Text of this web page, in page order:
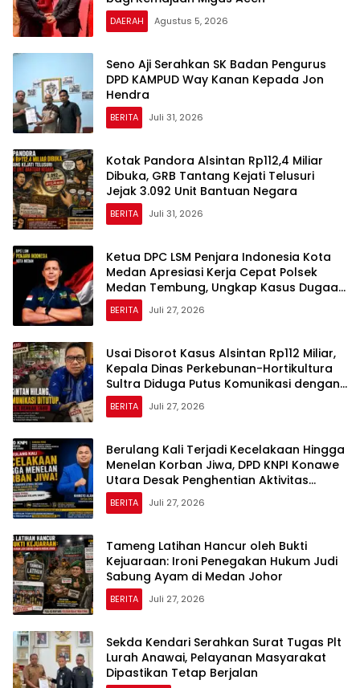
DAERAH Agustus 5, 2026
Seno Aji Serahkan SK Badan Pengurus
DPD KAMPUD Way Kanan Kepada Jon
Hendra
BERITA Juli 31, 2026
Kotak Pandora Alsintan Rp112,4 Miliar
Dibuka, GRB Tantang Kejati Telusuri
Jejak 3.092 Unit Bantuan Negara
BERITA Juli 31, 2026
Ketua DPC LSM Penjara Indonesia Kota
Medan Apresiasi Kerja Cepat Polsek
Medan Tembung, Ungkap Kasus Dugaan
Pemerasan
BERITA Juli 27, 2026
Usai Disorot Kasus Alsintan Rp112 Miliar,
Kepala Dinas Perkebunan-Hortikultura
Sultra Diduga Putus Komunikasi dengan
Media
BERITA Juli 27, 2026
Berulang Kali Terjadi Kecelakaan Hingga
Menelan Korban Jiwa, DPD KNPI Konawe
Utara Desak Penghentian Aktivitas
Hauling dan Evaluasi Total Perizinan PT
Sultra Prima Lestari
BERITA Juli 27, 2026
Tameng Latihan Hancur oleh Bukti
Kejuaraan: Ironi Penegakan Hukum Judi
Sabung Ayam di Medan Johor
BERITA Juli 27, 2026
Sekda Kendari Serahkan Surat Tugas Plt
Lurah Anawai, Pelayanan Masyarakat
Dipastikan Tetap Berjalan